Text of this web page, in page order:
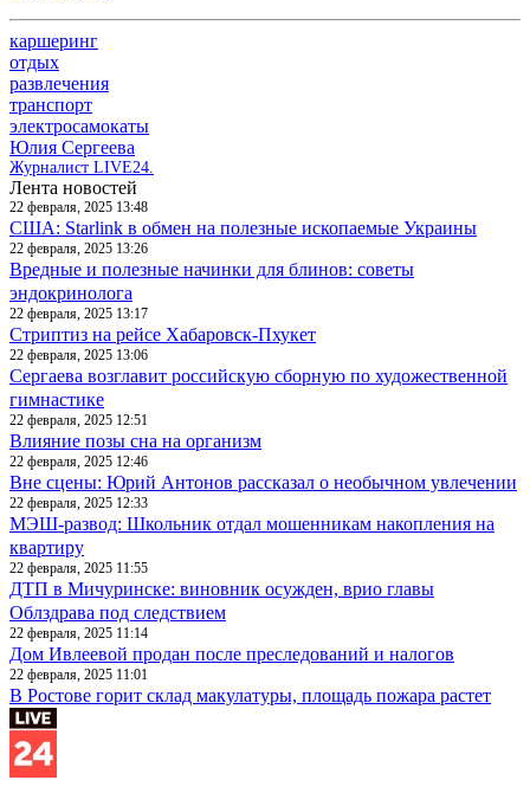
каршеринг
отдых
развлечения
транспорт
электросамокаты
Юлия Сергеева
Журналист LIVE24.
Лента новостей
22 февраля, 2025 13:48
США: Starlink в обмен на полезные ископаемые Украины
22 февраля, 2025 13:26
Вредные и полезные начинки для блинов: советы
эндокринолога
22 февраля, 2025 13:17
Стриптиз на рейсе Хабаровск-Пхукет
22 февраля, 2025 13:06
Сергаева возглавит российскую сборную по художественной
гимнастике
22 февраля, 2025 12:51
Влияние позы сна на организм
22 февраля, 2025 12:46
Вне сцены: Юрий Антонов рассказал о необычном увлечении
22 февраля, 2025 12:33
МЭШ-развод: Школьник отдал мошенникам накопления на
квартиру
22 февраля, 2025 11:55
ДТП в Мичуринске: виновник осужден, врио главы
Облздрава под следствием
22 февраля, 2025 11:14
Дом Ивлеевой продан после преследований и налогов
22 февраля, 2025 11:01
В Ростове горит склад макулатуры, площадь пожара растет